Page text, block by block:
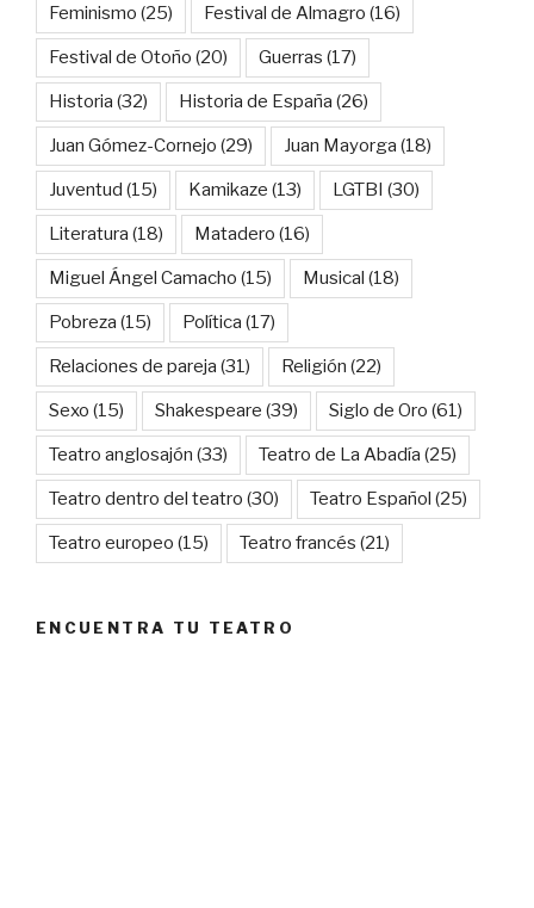
Feminismo (25) Festival de Almagro (16)
Festival de Otoño (20) Guerras (17)
Historia (32) Historia de España (26)
Juan Gómez-Cornejo (29) Juan Mayorga (18)
Juventud (15) Kamikaze (13) LGTBI (30)
Literatura (18) Matadero (16)
Miguel Ángel Camacho (15) Musical (18)
Pobreza (15) Política (17)
Relaciones de pareja (31) Religión (22)
Sexo (15) Shakespeare (39) Siglo de Oro (61)
Teatro anglosajón (33) Teatro de La Abadía (25)
Teatro dentro del teatro (30) Teatro Español (25)
Teatro europeo (15) Teatro francés (21)
ENCUENTRA TU TEATRO